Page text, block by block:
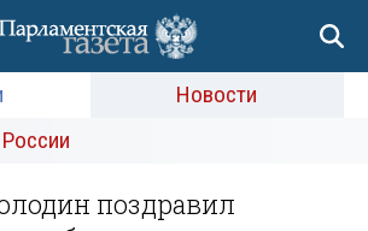
Новости
поздравил